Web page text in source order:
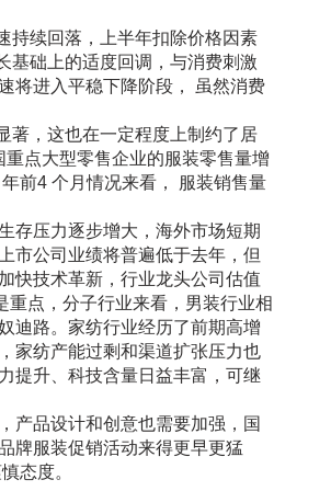
持续回落，上半年扣除价格因素
基础上的适度回调，与消费刺激
将进入平稳下降阶段， 虽然消费
著，这也在一定程度上制约了居
点大型零售企业的服装零售量增
前4 个月情况来看， 服装销售量
压力逐步增大，海外市场短期
市公司业绩将普遍低于去年，但
快技术革新，行业龙头公司估值
重点，分子行业来看，男装行业相
迪路。家纺行业经历了前期高增
家纺产能过剩和渠道扩张压力也
提升、科技含量日益丰富，可继
产品设计和创意也需要加强，国
牌服装促销活动来得更早更猛
态度。